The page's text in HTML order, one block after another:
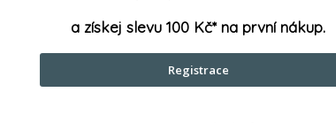
a slevách
a získej slevu 100 Kč* na první nákup.
Registrace